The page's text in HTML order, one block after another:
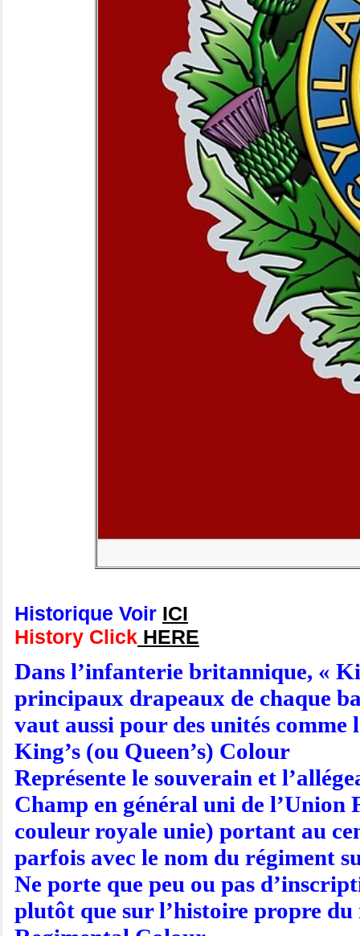
Historique Voir ICI
History Click HERE
Dans l’infanterie britannique, «
principaux drapeaux de chaque
vaut aussi pour des unités
King’s (ou Queen’s) Colour
Représente le souverain et
Champ en général uni de l’Union
couleur royale unie) portant au
parfois avec le nom du régiment
Ne porte que peu ou pas
plutôt que sur l’histoire propre du